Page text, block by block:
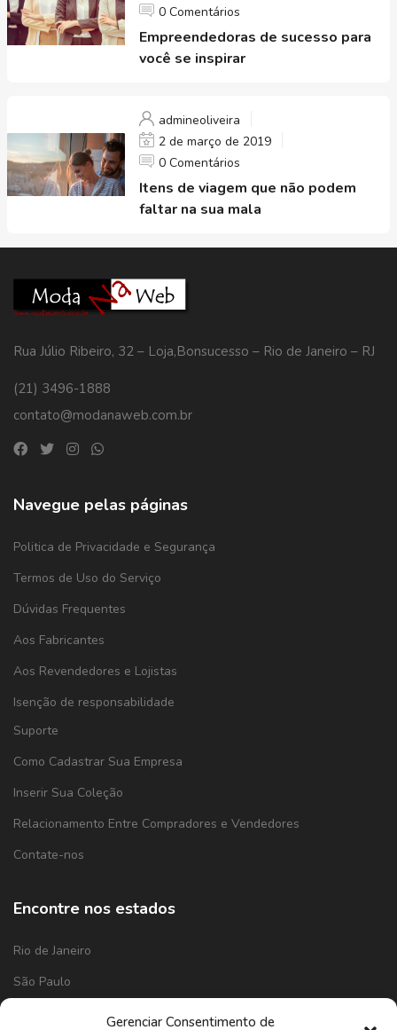
Gerenciar Consentimento de
0 Comentários
Empreendedoras de sucesso para
você se inspirar
admineoliveira
2 de março de 2019
0 Comentários
Itens de viagem que não podem
faltar na sua mala
Rua Júlio Ribeiro, 32 – Loja,Bonsucesso – Rio de Janeiro – RJ
(21) 3496-1888
contato@modanaweb.com.br
Navegue pelas páginas
Politica de Privacidade e Segurança
Termos de Uso do Serviço
Dúvidas Frequentes
Aos Fabricantes
Aos Revendedores e Lojistas
Isenção de responsabilidade
Suporte
Como Cadastrar Sua Empresa
Inserir Sua Coleção
Relacionamento Entre Compradores e Vendedores
Contate-nos
Encontre nos estados
Rio de Janeiro
São Paulo